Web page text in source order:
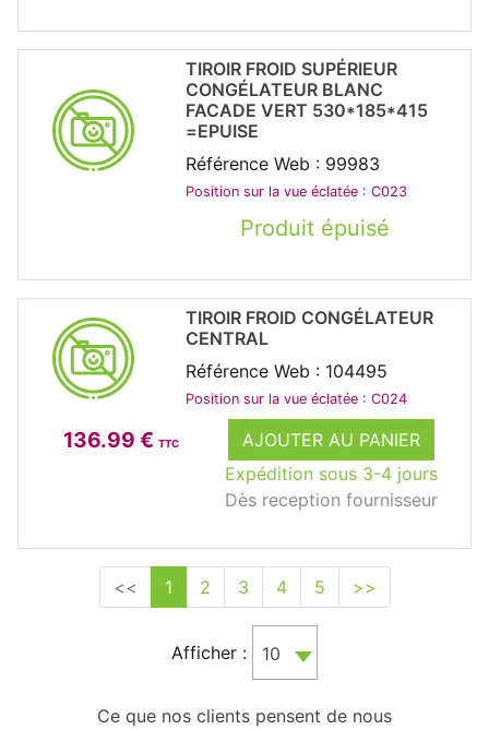
Produit épuisé
TIROIR FROID SUPÉRIEUR
CONGÉLATEUR BLANC
FACADE VERT 530*185*415
=EPUISE
Référence Web : 99983
Position sur la vue éclatée : C023
136.99 € TTC
AJOUTER AU PANIER
Expédition sous 3-4 jours
Dès reception fournisseur
TIROIR FROID CONGÉLATEUR
CENTRAL
Référence Web : 104495
Position sur la vue éclatée : C024
<< 1 2 3 4 5 >>
Afficher : 10
Ce que nos clients pensent de nous